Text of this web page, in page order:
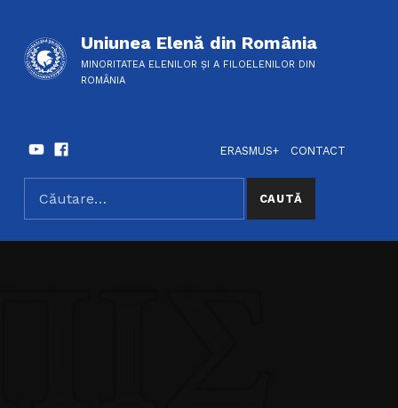
Uniunea Elenă din România
MINORITATEA ELENILOR ȘI A FILOELENILOR DIN
ROMÂNIA
SOCIAL LINKS
YoutubeFacebook
ERASMUS+
CONTACT
SEARCH THE SITE
Caută după: